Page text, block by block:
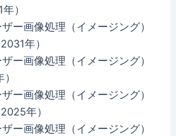
）
ー画像処理（イメージング）
年）
ー画像処理（イメージング）
ー画像処理（イメージング）
年）
ー画像処理（イメージング）